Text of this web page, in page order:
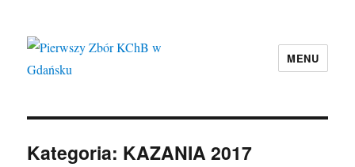
MENU
Kategoria: KAZANIA 2017